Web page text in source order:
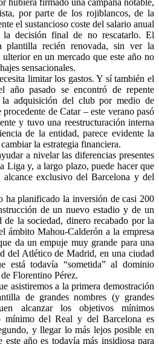
por parte de los rojiblancos, de la
el sustancioso coste del salario anual
decisión final de no rescatarlo. El
recién renovada, sin ver la
en un mercado que este año no
sensacionales.
limitar los gastos. Y sí también el
año pasado se encontró de repente
adquisición del club por medio de
de Catar – este verano pasó
y tuvo una reestructuración interna
de la entidad, parece evidente la
la estrategia financiera.
a nivelar las diferencias presentes
Liga y, a largo plazo, puede hacer que
alcance exclusivo del Barcelona y del
ha planificado la inversión de casi 200
de un nuevo estadio y de un
de la sociedad, dinero recabado por la
ámbito Mahou-Calderón a la empresa
da un empuje muy grande para una
del Atlético de Madrid, en una ciudad
está todavía “sometida” al dominio
Florentino Pérez.
asistiremos a la primera demostración
de grandes nombres (y grandes
alcanzar los objetivos mínimos
mínimo del Real y del Barcelona es
y llegar lo más lejos posible en
año es todavía más insidiosa para